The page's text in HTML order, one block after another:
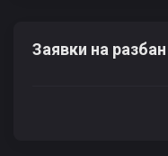
Заявки на разбан